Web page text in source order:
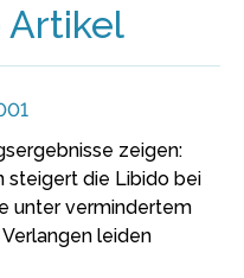
Artikel
zeigen:
steigert die Libido bei
unter vermindertem
leiden